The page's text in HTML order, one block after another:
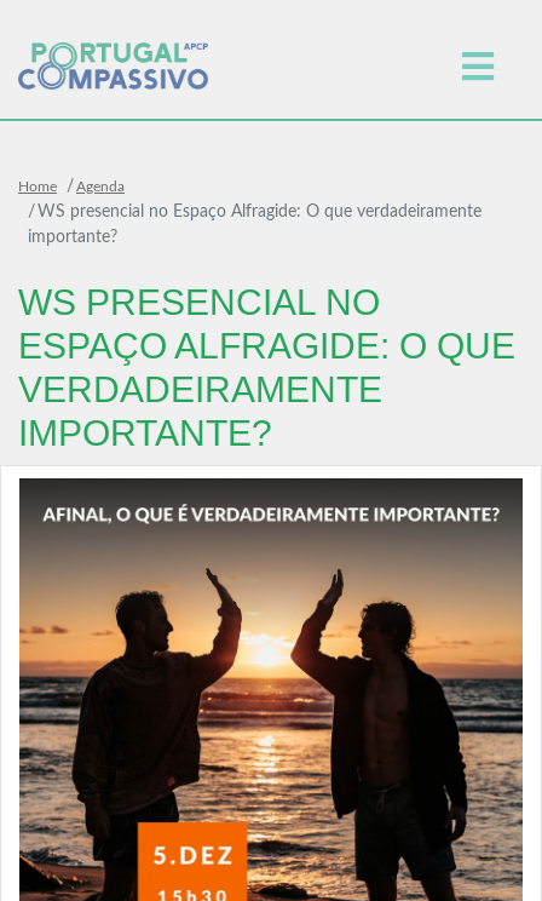
Home Agenda
WS presencial no Espaço Alfragide: O que verdadeiramente
importante?
WS PRESENCIAL NO
ESPAÇO ALFRAGIDE: O QUE
VERDADEIRAMENTE
IMPORTANTE?